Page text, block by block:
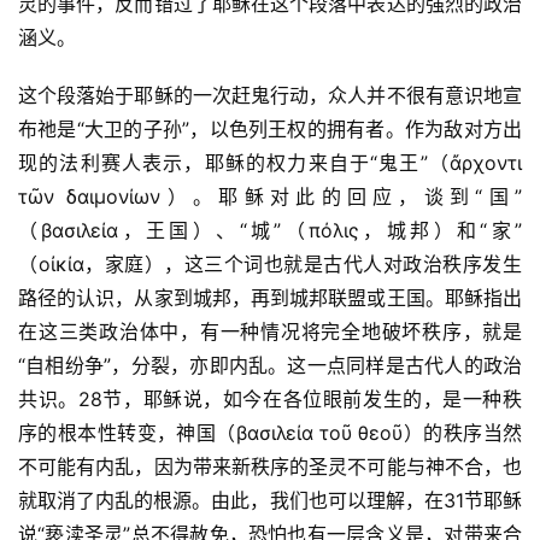
涵义。
这个段落始于耶稣的一次赶鬼行动，众人并不很有意识地宣
布祂是“大卫的子孙”，以色列王权的拥有者。作为敌对方出
现的法利赛人表示，耶稣的权力来自于“鬼王”（ἄρχοντι
τῶν δαιμονίων）。耶稣对此的回应，谈到“国”
（βασιλεία，王国）、“城”（πόλις，城邦）和“家”
（οἰκία，家庭），这三个词也就是古代人对政治秩序发生
路径的认识，从家到城邦，再到城邦联盟或王国。耶稣指出
在这三类政治体中，有一种情况将完全地破坏秩序，就是
“自相纷争”，分裂，亦即内乱。这一点同样是古代人的政治
共识。28节，耶稣说，如今在各位眼前发生的，是一种秩
序的根本性转变，神国（βασιλεία τοῦ θεοῦ）的秩序当然
不可能有内乱，因为带来新秩序的圣灵不可能与神不合，也
就取消了内乱的根源。由此，我们也可以理解，在31节耶稣
说“亵渎圣灵”总不得赦免，恐怕也有一层含义是，对带来合